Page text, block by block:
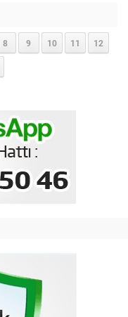
8 9 10 11 12